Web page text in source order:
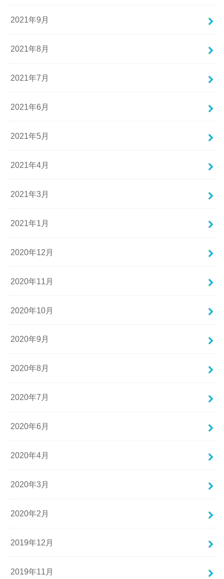
2021年9月
2021年8月
2021年7月
2021年6月
2021年5月
2021年4月
2021年3月
2021年1月
2020年12月
2020年11月
2020年10月
2020年9月
2020年8月
2020年7月
2020年6月
2020年4月
2020年3月
2020年2月
2019年12月
2019年11月